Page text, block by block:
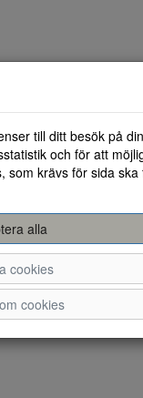
till ditt besök på
och för att
som krävs för sida
alla
cookies
cookies